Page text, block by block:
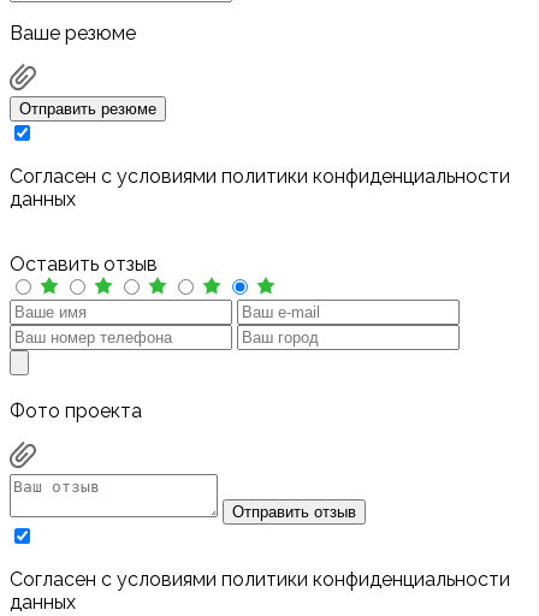
Ваше резюме
Отправить резюме
Cогласен с условиями политики конфиденциальности
данных
Оставить отзыв
Фото проекта
Отправить отзыв
Cогласен с условиями политики конфиденциальности
данных